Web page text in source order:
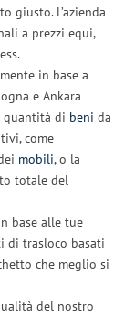
giusto. L’azienda
a prezzi equi,
in base a
e Ankara
quantità di beni da
come
mobili, o la
totale del
base alle tue
di trasloco basati
che meglio si
del nostro